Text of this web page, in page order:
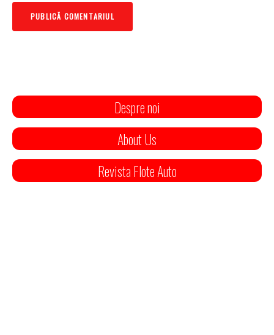
Despre noi
About Us
Revista Flote Auto